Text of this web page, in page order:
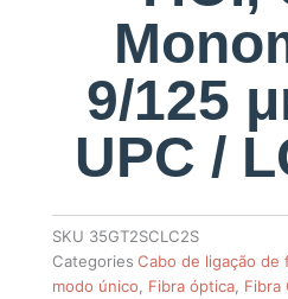
9/125
UPC /
SKU 35GT2SCLC2S
Categories Cabo de ligação de
modo único
Fibra óptica Fibra